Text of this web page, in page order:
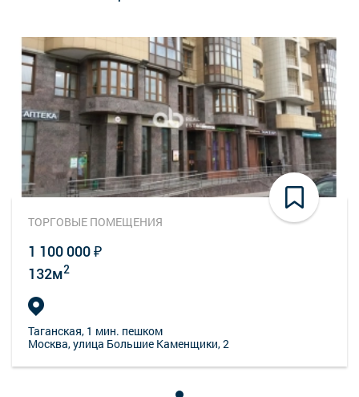
ТОРГОВЫЕ ПОМЕЩЕНИЯ
1 100 000 ₽
132м2
Таганская, 1 мин. пешком
Москва, улица Большие Каменщики, 2